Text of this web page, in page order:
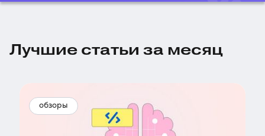
Лучшие статьи за месяц
обзоры